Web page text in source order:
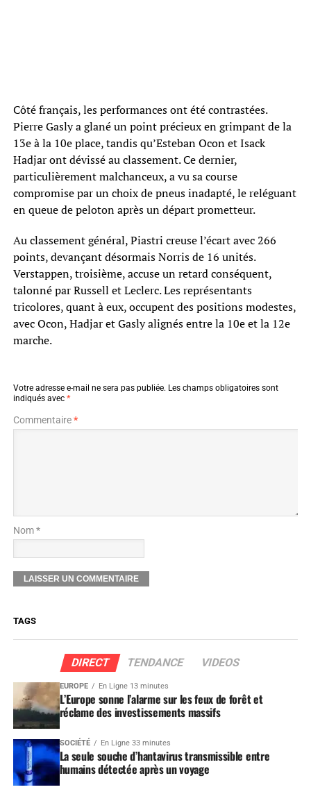
Côté français, les performances ont été contrastées.
Pierre Gasly a glané un point précieux en grimpant de la
13e à la 10e place, tandis qu’Esteban Ocon et Isack
Hadjar ont dévissé au classement. Ce dernier,
particulièrement malchanceux, a vu sa course
compromise par un choix de pneus inadapté, le reléguant
en queue de peloton après un départ prometteur.
Au classement général, Piastri creuse l’écart avec 266
points, devançant désormais Norris de 16 unités.
Verstappen, troisième, accuse un retard conséquent,
talonné par Russell et Leclerc. Les représentants
tricolores, quant à eux, occupent des positions modestes,
avec Ocon, Hadjar et Gasly alignés entre la 10e et la 12e
marche.
Votre adresse e-mail ne sera pas publiée. Les champs obligatoires sont
indiqués avec *
Commentaire*
Nom *
TAGS
DIRECT TENDANCE VIDEOS
EUROPE En Ligne 13 minutes
L’Europe sonne l’alarme sur les feux de forêt et
réclame des investissements massifs
SOCIÉTÉ En Ligne 33 minutes
La seule souche d’hantavirus transmissible entre
humains détectée après un voyage